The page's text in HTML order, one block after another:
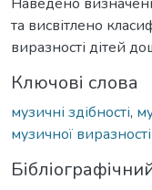
та висвітлено
виразності дітей
Ключові слова
музичні здібності,
музичної виразності